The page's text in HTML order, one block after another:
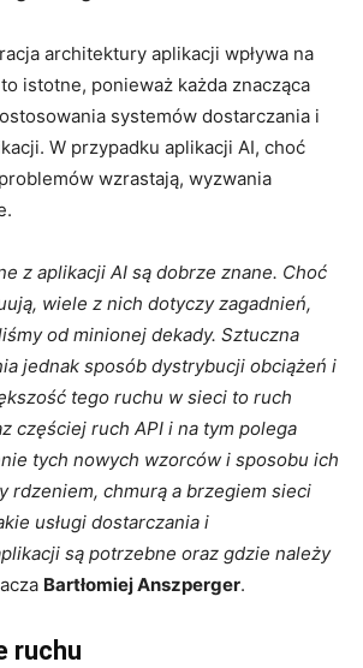
architektury aplikacji wpływa na
istotne, ponieważ każda znacząca
systemów dostarczania i
W przypadku aplikacji AI, choć
wzrastają, wyzwania
z aplikacji AI są dobrze znane. Choć
wiele z nich dotyczy zagadnień,
od minionej dekady. Sztuczna
jednak sposób dystrybucji obciążeń i
tego ruchu w sieci to ruch
częściej ruch API i na tym polega
tych nowych wzorców i sposobu ich
rdzeniem, chmurą a brzegiem sieci
usługi dostarczania i
są potrzebne oraz gdzie należy
Bartłomiej Anszperger.
ruchu